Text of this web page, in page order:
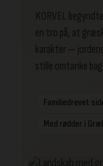
KORVEL
en tro på, at
karakter —
stille omtanke
Familiedrevet
Med rødder i